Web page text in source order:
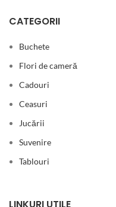
CATEGORII
Buchete
Flori de cameră
Cadouri
Ceasuri
Jucării
Suvenire
Tablouri
LINKURI UTILE